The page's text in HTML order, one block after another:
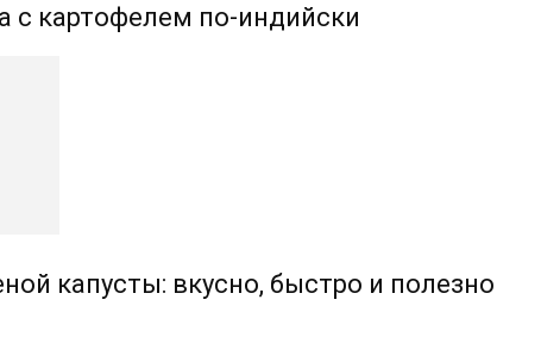
с картофелем по-индийски
капусты: вкусно, быстро и полезно